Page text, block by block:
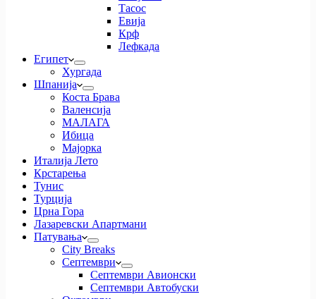
Тасос
Евија
Крф
Лефкада
Египет
Хургада
Шпанија
Коста Брава
Валенсија
МАЛАГА
Ибица
Мајорка
Италија Лето
Крстарења
Тунис
Турција
Црна Гора
Лазаревски Апартмани
Патувања
City Breaks
Септември
Септември Авионски
Септември Автобуски